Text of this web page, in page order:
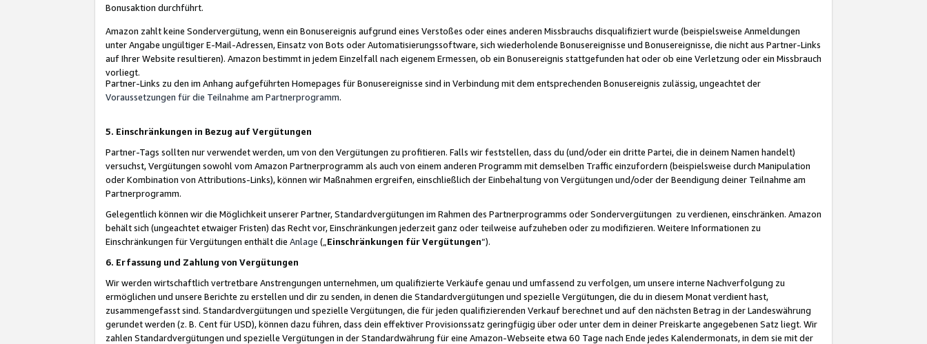
Bonusaktion durchführt.
Amazon zahlt keine Sondervergütung, wenn ein Bonusereignis aufgrund eines Verstoßes oder eines anderen Missbrauchs disqualifiziert wurde (beispielsweise Anmeldungen
unter Angabe ungültiger E-Mail-Adressen, Einsatz von Bots oder Automatisierungssoftware, sich wiederholende Bonusereignisse und Bonusereignisse, die nicht aus Partner-Links
auf Ihrer Website resultieren). Amazon bestimmt in jedem Einzelfall nach eigenem Ermessen, ob ein Bonusereignis stattgefunden hat oder ob eine Verletzung oder ein Missbrauch
vorliegt.
Partner-Links zu den im Anhang aufgeführten Homepages für Bonusereignisse sind in Verbindung mit dem entsprechenden Bonusereignis zulässig, ungeachtet der
Voraussetzungen für die Teilnahme am Partnerprogramm.
5. Einschränkungen in Bezug auf Vergütungen
Partner-Tags sollten nur verwendet werden, um von den Vergütungen zu profitieren. Falls wir feststellen, dass du (und/oder ein dritte Partei, die in deinem Namen handelt)
versuchst, Vergütungen sowohl vom Amazon Partnerprogramm als auch von einem anderen Programm mit demselben Traffic einzufordern (beispielsweise durch Manipulation
oder Kombination von Attributions-Links), können wir Maßnahmen ergreifen, einschließlich der Einbehaltung von Vergütungen und/oder der Beendigung deiner Teilnahme am
Partnerprogramm.
Gelegentlich können wir die Möglichkeit unserer Partner, Standardvergütungen im Rahmen des Partnerprogramms oder Sondervergütungen zu verdienen, einschränken. Amazon
behält sich (ungeachtet etwaiger Fristen) das Recht vor, Einschränkungen jederzeit ganz oder teilweise aufzuheben oder zu modifizieren. Weitere Informationen zu
Einschränkungen für Vergütungen enthält die Anlage („ Einschränkungen für Vergütungen“).
6. Erfassung und Zahlung von Vergütungen
Wir werden wirtschaftlich vertretbare Anstrengungen unternehmen, um qualifizierte Verkäufe genau und umfassend zu verfolgen, um unsere interne Nachverfolgung zu
ermöglichen und unsere Berichte zu erstellen und dir zu senden, in denen die Standardvergütungen und spezielle Vergütungen, die du in diesem Monat verdient hast,
zusammengefasst sind. Standardvergütungen und spezielle Vergütungen, die für jeden qualifizierenden Verkauf berechnet und auf den nächsten Betrag in der Landeswährung
gerundet werden (z. B. Cent für USD), können dazu führen, dass dein effektiver Provisionssatz geringfügig über oder unter dem in deiner Preiskarte angegebenen Satz liegt. Wir
zahlen Standardvergütungen und spezielle Vergütungen in der Standardwährung für eine Amazon-Webseite etwa 60 Tage nach Ende jedes Kalendermonats, in dem sie mit der